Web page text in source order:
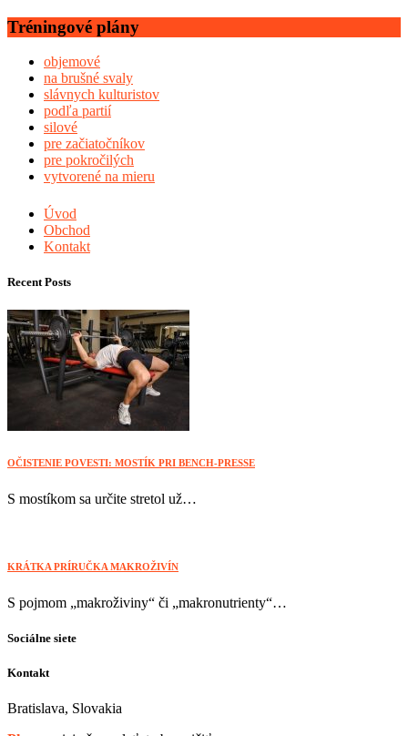
Tréningové plány
objemové
na brušné svaly
slávnych kulturistov
podľa partií
silové
pre začiatočníkov
pre pokročilých
vytvorené na mieru
Úvod
Obchod
Kontakt
Recent Posts
OČISTENIE POVESTI: MOSTÍK PRI BENCH-PRESSE
S mostíkom sa určite stretol už…
KRÁTKA PRÍRUČKA MAKROŽIVÍN
S pojmom „makroživiny“ či „makronutrienty“…
Sociálne siete
Kontakt
Bratislava, Slovakia